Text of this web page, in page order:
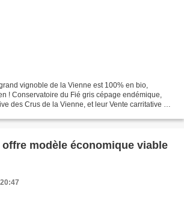
vignoble de la Vienne est 100% en bio,
! Conservatoire du Fié gris cépage endémique,
des Crus de la Vienne, et leur Vente carritative en
modèle économique viable